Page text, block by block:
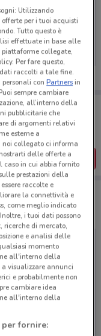
pubblicato
più tardi.
te!
negozi vicino a te,
comodamente
Utilizzando
per i tuoi acquisti
Tutto questo è
effettuate in base alle
collegate,
Per fare questo,
raccolti a tale fine.
personali conPartnersin
sempre cambiare
all’interno della
pubblicitarie che
di argomenti relativi
esterne a
noi collegato ci informa
delle offerte a
caso in cui abbia fornito
prestazioni della
raccolte e
la connettività e
come meglio indicato
i tuoi dati possono
ricerche di mercato,
e analisi delle
momento
all'interno della
a visualizzare annunci
e probabilmente non
cambiare idea
all'interno della
fornire: